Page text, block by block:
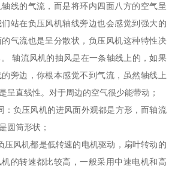
线的气流，而是将环内四面八方的空气呈
站在负压风机轴线旁边也会感觉到强大的
气流也是呈分散状，负压风机这种特性决
轴流风机的抽风是在一条轴线上的，如果
旁边，你根本感觉不到气流，虽然轴线上
呈直线性。对于周边的空气很少能带动；
：负压风机的进风面外观都是方形，而轴流
圆筒形状；
压风机都是低转速的电机驱动，扇叶转动的
的转速都比较高，一般采用中速电机和高